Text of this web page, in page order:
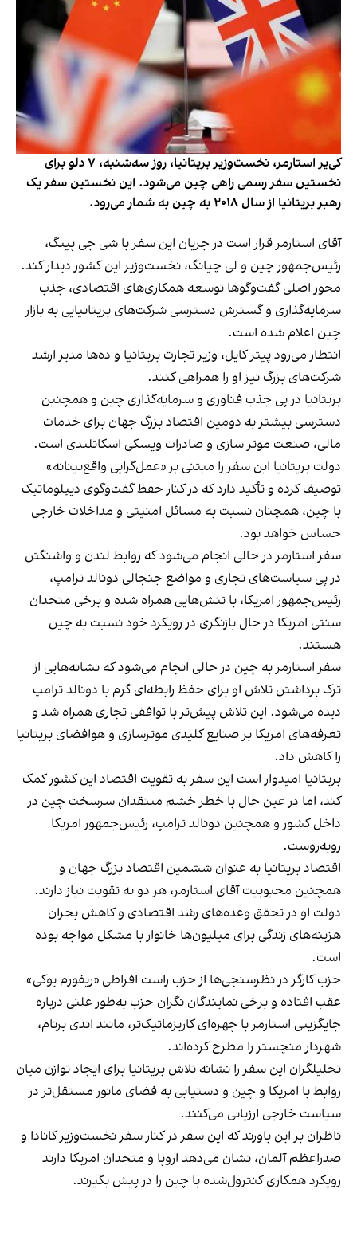
کی‌یر استارمر، نخست‌وزیر بریتانیا، روز سه‌شنبه، ۷ دلو برای
نخستین سفر رسمی راهی چین می‌شود. این نخستین سفر یک
رهبر بریتانیا از سال ۲۰۱۸ به چین به شمار می‌رود.
آقای استارمر قرار است در جریان این سفر با شی جی پینگ،
رئیس‌جمهور چین و لی چیانگ، نخست‌وزیر این کشور دیدار کند.
محور اصلی گفت‌وگوها توسعه همکاری‌های اقتصادی، جذب
سرمایه‌گذاری و گسترش دسترسی شرکت‌های بریتانیایی به بازار
چین اعلام شده است.
انتظار می‌رود پیتر کایل، وزیر تجارت بریتانیا و ده‌ها مدیر ارشد
شرکت‌های بزرگ نیز او را همراهی کنند.
بریتانیا در پی جذب فناوری و سرمایه‌گذاری چین و همچنین
دسترسی بیشتر به دومین اقتصاد بزرگ جهان برای خدمات
مالی، صنعت موتر سازی و صادرات ویسکی اسکاتلندی است.
دولت بریتانیا این سفر را مبتنی بر «عمل‌گرایی واقع‌بینانه»
توصیف کرده و تأکید دارد که در کنار حفظ گفت‌وگوی دیپلوماتیک
با چین، همچنان نسبت به مسائل امنیتی و مداخلات خارجی
حساس خواهد بود.
سفر استارمر در حالی انجام می‌شود که روابط لندن و واشنگتن
در پی سیاست‌های تجاری و مواضع جنجالی دونالد ترامپ،
رئیس‌جمهور امریکا، با تنش‌هایی همراه شده و برخی متحدان
سنتی امریکا در حال بازنگری در رویکرد خود نسبت به چین
هستند.
سفر استارمر به چین در حالی انجام می‌شود که نشانه‌هایی از
ترک برداشتن تلاش او برای حفظ رابطه‌ای گرم با دونالد ترامپ
دیده می‌شود. این تلاش پیش‌تر با توافقی تجاری همراه شد و
تعرفه‌های امریکا بر صنایع کلیدی موترسازی و هوافضای بریتانیا
را کاهش داد.
بریتانیا امیدوار است این سفر به تقویت اقتصاد این کشور کمک
کند، اما در عین حال با خطر خشم منتقدان سرسخت چین در
داخل کشور و همچنین دونالد ترامپ، رئیس‌جمهور امریکا
روبه‌روست.
اقتصاد بریتانیا به عنوان ششمین اقتصاد بزرگ جهان و
همچنین محبوبیت آقای استارمر، هر دو به تقویت نیاز دارند.
دولت او در تحقق وعده‌های رشد اقتصادی و کاهش بحران
هزینه‌های زندگی برای میلیون‌ها خانوار با مشکل مواجه بوده
است.
حزب کارگر در نظرسنجی‌ها از حزب راست افراطی «ریفورم یوکی»
عقب افتاده و برخی نمایندگان نگران حزب به‌طور علنی درباره
جایگزینی استارمر با چهره‌ای کاریزماتیک‌تر، مانند اندی برنام،
شهردار منچستر را مطرح کرده‌اند.
تحلیلگران این سفر را نشانه تلاش بریتانیا برای ایجاد توازن میان
روابط با امریکا و چین و دستیابی به فضای مانور مستقل‌تر در
سیاست خارجی ارزیابی می‌کنند.
ناظران بر این باورند که این سفر در کنار سفر نخست‌وزیر کانادا و
صدراعظم آلمان، نشان می‌دهد اروپا و متحدان امریکا دارند
رویکرد همکاری کنترول‌شده با چین را در پیش بگیرند.